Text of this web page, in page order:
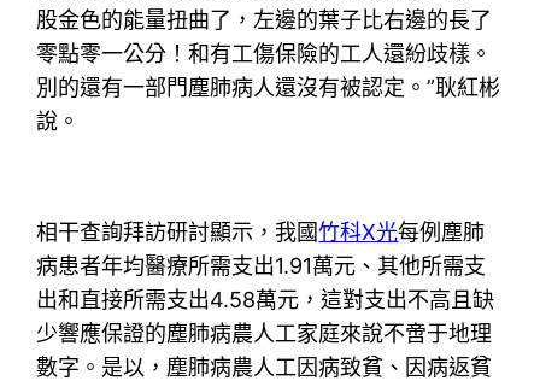
股金色的能量扭曲了，左邊的葉子比右邊的長了
零點零一公分！和有工傷保險的工人還紛歧樣。
別的還有一部門塵肺病人還沒有被認定。”耿紅彬
說。
相干查詢拜訪研討顯示，我國竹科X光每例塵肺
病患者年均醫療所需支出1.91萬元、其他所需支
出和直接所需支出4.58萬元，這對支出不高且缺
少響應保證的塵肺病農人工家庭來說不啻于地理
數字。是以，塵肺病農人工因病致貧、因病返貧